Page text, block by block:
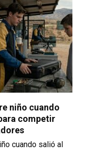
niño cuando
competir
cuando salió al